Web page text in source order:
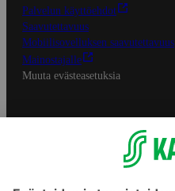
Palvelun käyttöehdot
Saavutettavuus
Mobiilisovelluksen saavutettavuus
Mainostajalle
Muuta evästeasetuksia
S-ryhmän palvelut